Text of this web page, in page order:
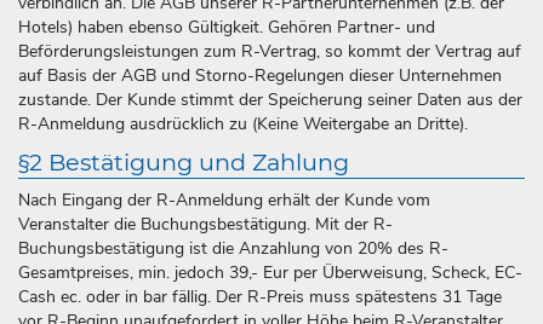
Hotels) haben ebenso Gültigkeit. Gehören Partner- und
Beförderungsleistungen zum R-Vertrag, so kommt der Vertrag auf
auf Basis der AGB und Storno-Regelungen dieser Unternehmen
zustande. Der Kunde stimmt der Speicherung seiner Daten aus der
R-Anmeldung ausdrücklich zu (Keine Weitergabe an Dritte).
§2 Bestätigung und Zahlung
Nach Eingang der R-Anmeldung erhält der Kunde vom
Veranstalter die Buchungsbestätigung. Mit der R-
Buchungsbestätigung ist die Anzahlung von 20% des R-
Gesamtpreises, min. jedoch 39,- Eur per Überweisung, Scheck, EC-
Cash ec. oder in bar fällig. Der R-Preis muss spätestens 31 Tage